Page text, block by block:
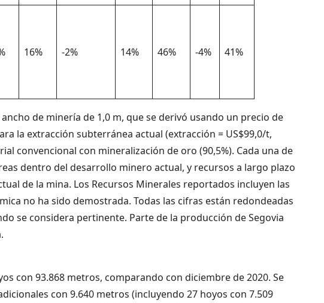
16% -2% 14% 46% -4% 41%
de minería de 1,0 m, que se derivó usando un precio de
la extracción subterránea actual (extracción = US$99,0/t,
convencional con mineralización de oro (90,5%). Cada una de
dentro del desarrollo minero actual, y recursos a largo plazo
de la mina. Los Recursos Minerales reportados incluyen las
no ha sido demostrada. Todas las cifras están redondeadas
se considera pertinente. Parte de la producción de Segovia
con 93.868 metros, comparando con diciembre de 2020. Se
con 9.640 metros (incluyendo 27 hoyos con 7.509